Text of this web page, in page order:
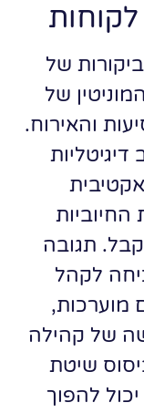
של
של
והאירוח.
תגובה
לקהל
מוערכות,
של קהילה
שיטת
להפוך